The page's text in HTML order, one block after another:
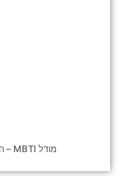
מודל MBTI – המפתח להבנת עצמך והסובבים אותך